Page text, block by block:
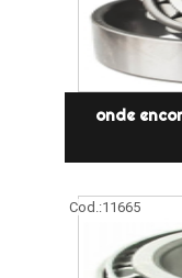
onde
Cod.:11665